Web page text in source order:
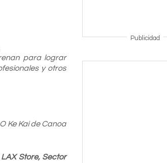
para lograr
y otros
Ke Kai de Canoa
Store, Sector
Publicidad